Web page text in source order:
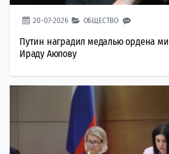
20-07-2026 ОБЩЕСТВО
Путин наградил медалью ордена
Ираду Аюпову